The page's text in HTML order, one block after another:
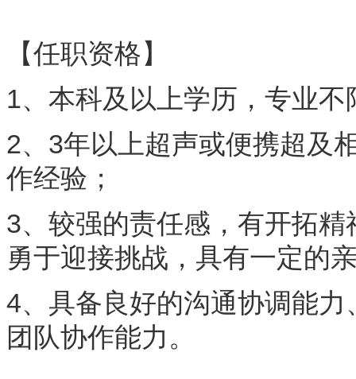
【任职资格】
1、本科及以上学历，专业不
2、3年以上超声或便携超及
作经验；
3、较强的责任感，有开拓
勇于迎接挑战，具有一定的
4、具备良好的沟通协调能
团队协作能力。